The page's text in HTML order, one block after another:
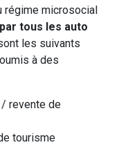
régime microsocial
tous les auto
les suivants
à des
/ revente de
tourisme